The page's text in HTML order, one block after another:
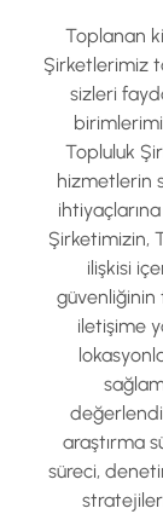
Toplanan
Şirketlerimiz
sizleri
Topluluk
hizmetlerin
Şirketimizin,
ilişkisi
güvenliğinin
iletişime
araştırma
süreci,